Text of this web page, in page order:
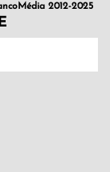
2012-2025